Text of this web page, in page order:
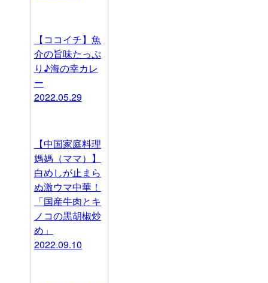
【ココイチ】魚
介の旨味たっぷ
り♪海の幸カレ
ー
2022.05.29
【中国家庭料理
媽媽（ママ）】
白めしが止まら
ぬ激ウマ中華！
「国産牛肉とキ
ノコの黒胡椒炒
め」
2022.09.10